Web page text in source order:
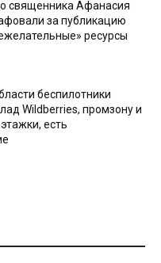
священника Афанасия
за публикацию
ресурсы
беспилотники
Wildberries, промзону и
есть